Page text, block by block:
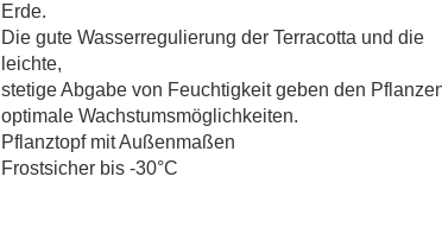
Erde.
Die gute Wasserregulierung der Terracotta und die
leichte,
stetige Abgabe von Feuchtigkeit geben den
optimale Wachstumsmöglichkeiten.
Pflanztopf mit Außenmaßen
Frostsicher bis -30°C